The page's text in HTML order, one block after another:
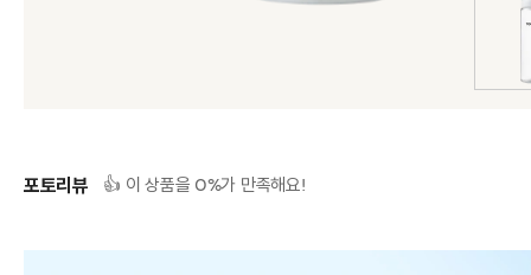
포토리뷰 👍 이 상품을 0%가 만족해요!